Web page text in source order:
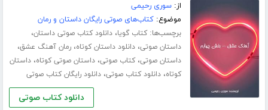
از:سوری رحیمی
موضوع:کتاب‌های صوتی رایگان داستان و رمان
برچسب‌ها:کتاب گویا،دانلود کتاب صوتی داستان،
داستان صوتی،دانلود داستان کوتاه،رمان آهنگ عشق،
داستان صوتی،کتاب صوتی،داستان صوتی کوتاه،داستان
کوتاه،دانلود کتاب صوتی،دانلود رایگان کتاب صوتی
دانلود کتاب صوتی